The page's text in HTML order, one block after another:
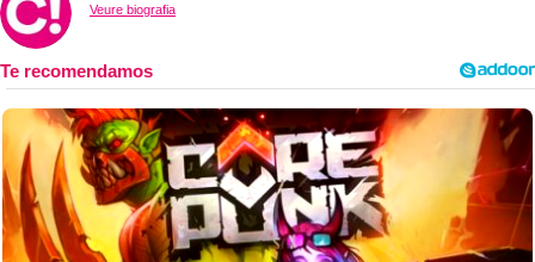
Veure biografia